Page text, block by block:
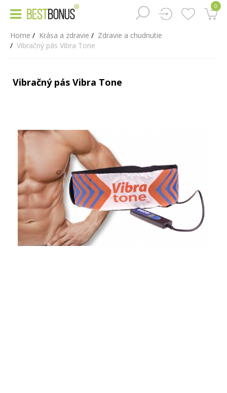
0
Home Krása a zdravie
Zdravie a chudnutie
Vibračný pás Vibra Tone
Vibračný pás Vibra Tone